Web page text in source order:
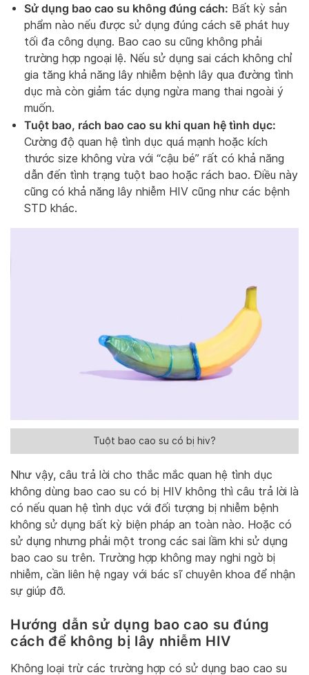
Sử dụng bao cao su không đúng cách: Bất kỳ sản
phẩm nào nếu được sử dụng đúng cách sẽ phát huy
tối đa công dụng. Bao cao su cũng không phải
trường hợp ngoại lệ. Nếu sử dụng sai cách không chỉ
gia tăng khả năng lây nhiễm bệnh lây qua đường tình
dục mà còn giảm tác dụng ngừa mang thai ngoài ý
muốn.
Tuột bao, rách bao cao su khi quan hệ tình dục:
Cường độ quan hệ tình dục quá mạnh hoặc kích
thước size không vừa với “cậu bé” rất có khả năng
dẫn đến tình trạng tuột bao hoặc rách bao. Điều này
cũng có khả năng lây nhiễm HIV cũng như các bệnh
STD khác.
Tuột bao cao su có bị hiv?
Như vậy, câu trả lời cho thắc mắc quan hệ tình dục
không dùng bao cao su có bị HIV không thì câu trả lời là
có nếu quan hệ tình dục với đối tượng bị nhiễm bệnh
không sử dụng bất kỳ biện pháp an toàn nào. Hoặc có
sử dụng nhưng phải một trong các sai lầm khi sử dụng
bao cao su trên. Trường hợp không may nghi ngờ bị
nhiễm, cần liên hệ ngay với bác sĩ chuyên khoa để nhận
sự giúp đỡ.
Hướng dẫn sử dụng bao cao su đúng
cách để không bị lây nhiễm HIV
Không loại trừ các trường hợp có sử dụng bao cao su